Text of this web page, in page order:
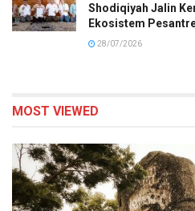
Shodiqiyah Jalin
Ekosistem
28/07/2026
MOST VIEWED